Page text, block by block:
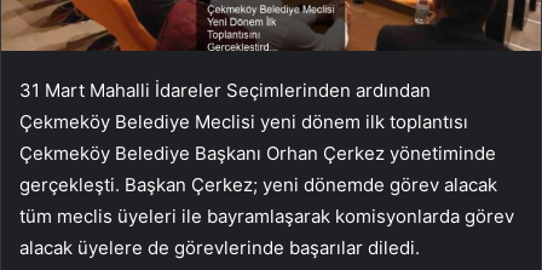
31 Mart Mahalli İdareler Seçimlerinden ardından
Çekmeköy Belediye Meclisi yeni dönem ilk toplantısı
Çekmeköy Belediye Başkanı Orhan Çerkez yönetiminde
gerçekleşti. Başkan Çerkez; yeni dönemde görev alacak
tüm meclis üyeleri ile bayramlaşarak komisyonlarda görev
alacak üyelere de görevlerinde başarılar diledi.